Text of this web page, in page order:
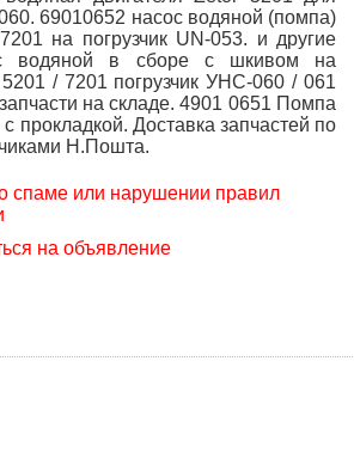
69010652 насос водяной (помпа)
на погрузчик UN-053. и другие
водяной в сборе с шкивом на
5201 / 7201 погрузчик УНС-060 / 061
на складе. 4901 0651 Помпа
прокладкой. Доставка запчастей по
Н.Пошта.
спаме или нарушении правил
на объявление